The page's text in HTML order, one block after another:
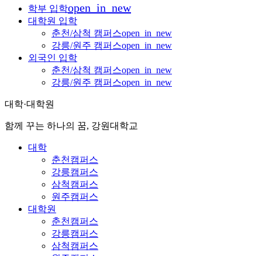
학부 입학open_in_new
대학원 입학
춘천/삼척 캠퍼스open_in_new
강릉/원주 캠퍼스open_in_new
외국인 입학
춘천/삼척 캠퍼스open_in_new
강릉/원주 캠퍼스open_in_new
대학·대학원
함께 꾸는 하나의 꿈, 강원대학교
대학
춘천캠퍼스
강릉캠퍼스
삼척캠퍼스
원주캠퍼스
대학원
춘천캠퍼스
강릉캠퍼스
삼척캠퍼스